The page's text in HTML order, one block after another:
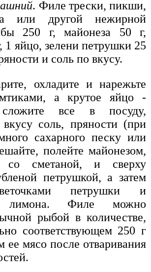
. Филе трески, пикши,
или другой нежирной
250 г, майонеза 50 г,
1 яйцо, зелени петрушки 25
и соль по вкусу.
охладите и нарежьте
а крутое яйцо -
все в посуду,
вкусу соль, пряности (при
сахарного песку или
полейте майонезом,
со сметаной, и сверху
петрушкой, а затем
петрушки и
лимона. Филе можно
рыбой в количестве,
соответствующем 250 г
ее мясо после отваривания